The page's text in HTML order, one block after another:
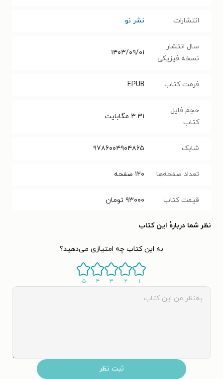
انتشارات نشر نو
سال انتشار
نسخه فیزیکی
۱۴۰۳/۰۹/۰۱
فرمت کتاب EPUB
حجم فایل
کتاب
۳.۳۱ مگابایت
شابک ۹۷۸۶۰۰۴۹۰۴۸۶۵
تعداد صفحه‌ها ۱۲۰ صفحه
قیمت کتاب ۹۳۰۰۰ تومان
نظر شما دربارهٔ این کتاب
به این کتاب چه امتیازی می‌دهید؟
۱ ۲ ۳ ۴ ۵
ثبت نظر